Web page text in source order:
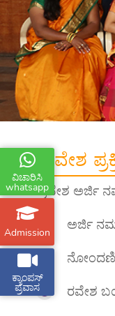
ಪ್ರವೇಶ
ಪ್ರವೇಶ ಅರ್ಜಿ
ಅರ್ಜಿ
ರವೇಶ
ವಿಚಾರಿಸಿ
whatsapp
Admission
ಕ್ಯಾಂಪಸ್
ಪ್ರವಾಸ